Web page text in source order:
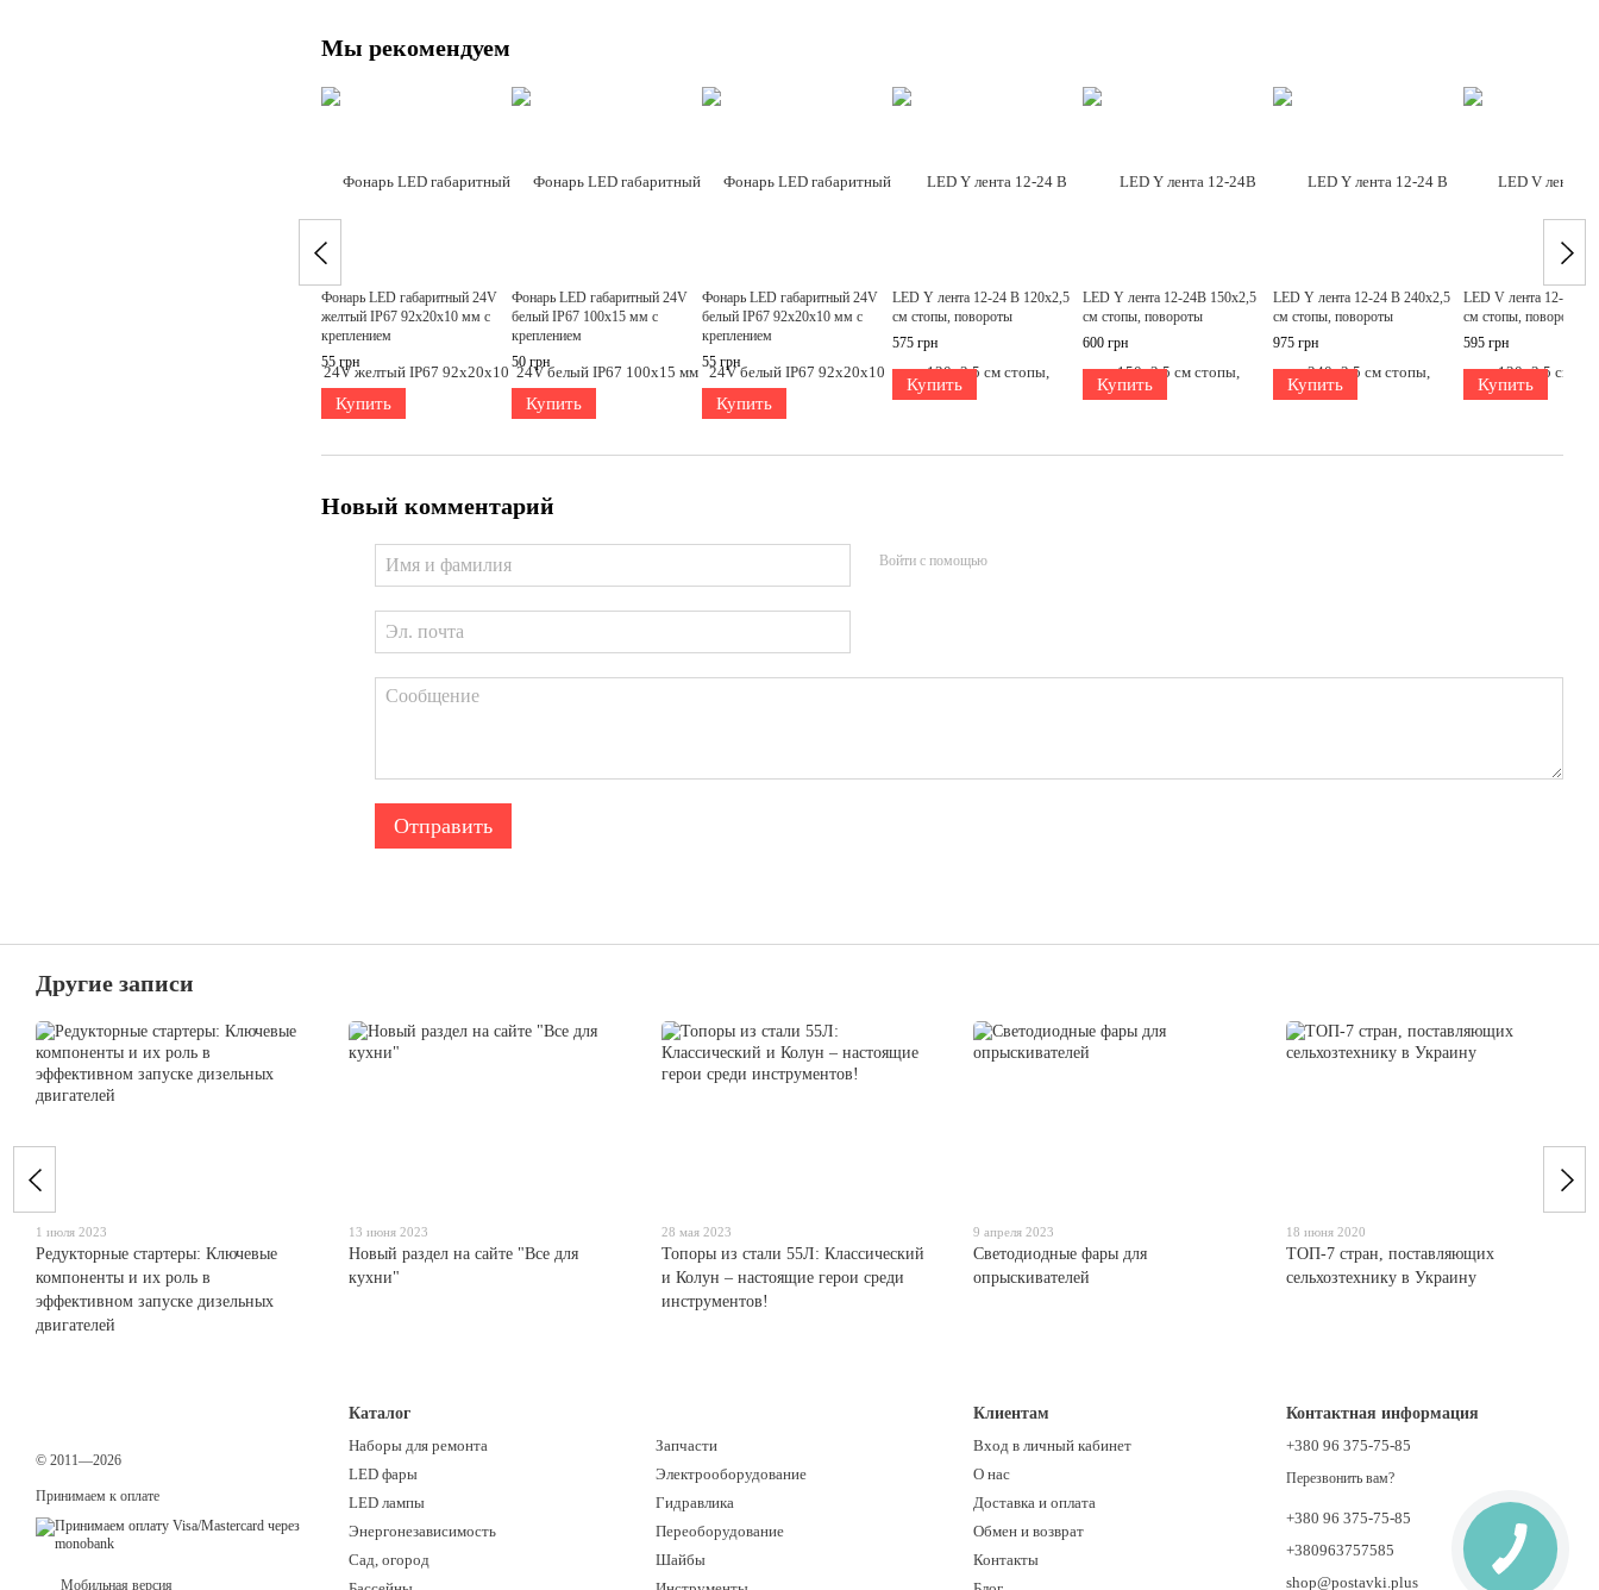
Мы рекомендуем
Фонарь LED габаритный 24V
желтый IP67 92х20х10 мм с
креплением
55 грн
Купить
Фонарь LED габаритный 24V
белый IP67 100х15 мм с
креплением
50 грн
Купить
Фонарь LED габаритный 24V
белый IP67 92х20х10 мм с
креплением
55 грн
Купить
LED Y лента 12-24 В 120х2,5
см стопы, повороты
575 грн
Купить
LED Y лента 12-24В 150х2,5
см стопы, повороты
600 грн
Купить
LED Y лента 12-24 В 240х2,5
см стопы, повороты
975 грн
Купить
LED V лента 12-24 В
см стопы, повороты
595 грн
Купить
Новый комментарий
Войти с помощью
Отправить
Другие записи
1 июля 2023
Редукторные стартеры: Ключевые
компоненты и их роль в
эффективном запуске дизельных
двигателей
13 июня 2023
Новый раздел на сайте "Все для
кухни"
28 мая 2023
Топоры из стали 55Л: Классический
и Колун – настоящие герои среди
инструментов!
9 апреля 2023
Светодиодные фары для
опрыскивателей
18 июня 2020
ТОП-7 стран, поставляющих
сельхозтехнику в Украину
© 2011—2026
Принимаем к оплате
Мобильная версия
Каталог
Наборы для ремонта
LED фары
LED лампы
Энергонезависимость
Сад, огород
Запчасти
Электрооборудование
Гидравлика
Переоборудование
Шайбы
Клиентам
Вход в личный кабинет
О нас
Доставка и оплата
Обмен и возврат
Контакты
Контактная информация
+380 96 375-75-85
Перезвонить вам?
+380 96 375-75-85
+380963757585
shop@postavki.plus